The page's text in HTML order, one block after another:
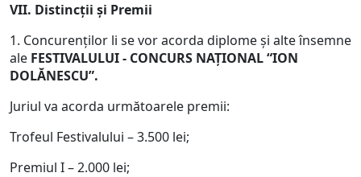
VII. Distincţii şi Premii
1. Concurenţilor li se vor acorda diplome şi alte însemne
ale FESTIVALULUI - CONCURS NAŢIONAL “ION
DOLĂNESCU”.
Juriul va acorda următoarele premii:
Trofeul Festivalului – 3.500 lei;
Premiul I – 2.000 lei;